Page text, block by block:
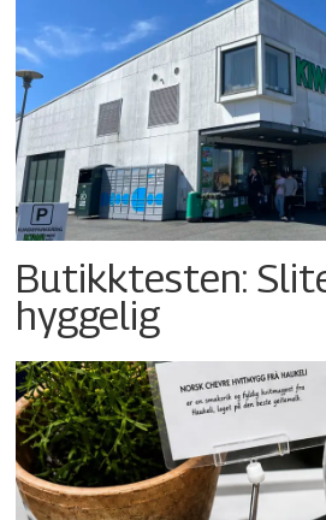
Butikktesten:
hyggelig